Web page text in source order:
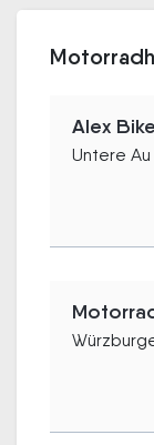
Alex
Untere